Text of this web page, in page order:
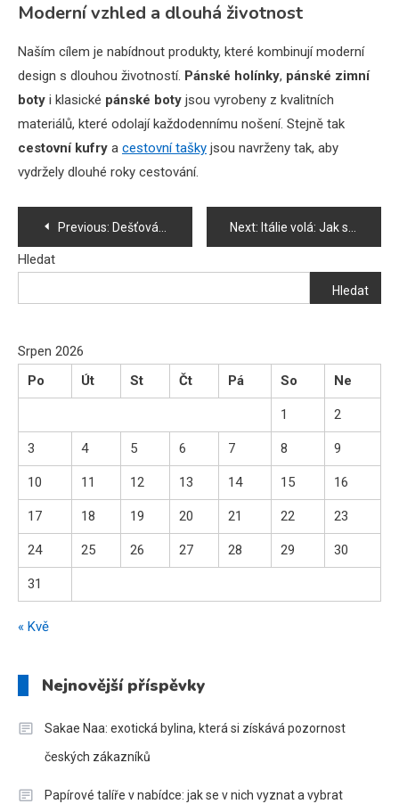
Moderní vzhled a dlouhá životnost
Naším cílem je nabídnout produkty, které kombinují moderní
design s dlouhou životností. Pánské holínky, pánské zimní
boty i klasické pánské boty jsou vyrobeny z kvalitních
materiálů, které odolají každodennímu nošení. Stejně tak
cestovní kufry a cestovní tašky jsou navrženy tak, aby
vydržely dlouhé roky cestování.
Navigace
pro
příspěvek
Previous: Dešťová voda jako dar přírody: jak ji efektivně sbírat a využít Next: Itálie volá: Jak si vybrat dokonalé ubytování pro dovolenou snů?
Hledat
Hledat
Srpen 2026
Po
Út St Čt Pá So Ne
1 2
3 4 5 6 7 8 9
10 11 12 13 14 15 16
17 18 19 20 21 22 23
24 25 26 27 28 29 30
31
« Kvě
Nejnovější příspěvky
Sakae Naa: exotická bylina, která si získává pozornost
českých zákazníků
Papírové talíře v nabídce: jak se v nich vyznat a vybrat